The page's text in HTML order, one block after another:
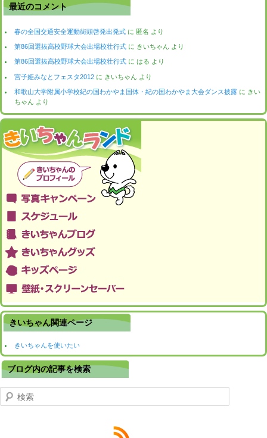
最近のコメント
春の全国交通安全運動街頭啓発出発式 に匿名 より
第86回選抜高校野球大会出場校壮行式 に きいちゃん より
第86回選抜高校野球大会出場校壮行式 にはる より
宮子姫みなとフェスタ2012 に きいちゃん より
和歌山大学附属小学校紀の国わかやま国体・紀の国わかやま大会ダンス披露 に きい
ちゃん より
きいちゃん関連ページ
きいちゃんを使いたい
ブログ内の記事を検索
検索